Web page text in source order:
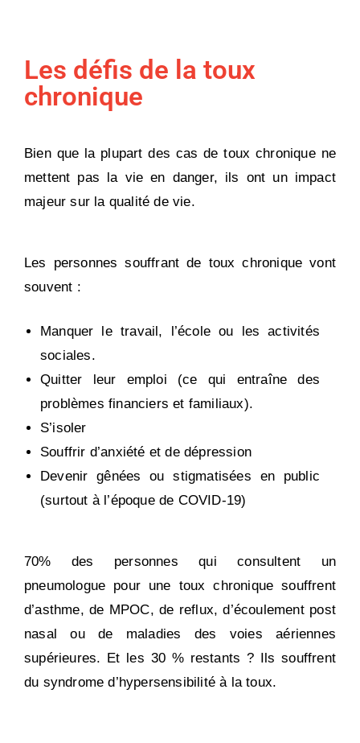
Les défis de la toux
chronique
Bien que la plupart des cas de toux chronique ne
mettent pas la vie en danger, ils ont un impact
majeur sur la qualité de vie.
Les personnes souffrant de toux chronique vont
souvent :
Manquer le travail, l’école ou les activités
sociales.
Quitter leur emploi (ce qui entraîne des
problèmes financiers et familiaux).
S’isoler
Souffrir d’anxiété et de dépression
Devenir gênées ou stigmatisées en public
(surtout à l’époque de COVID-19)
70% des personnes qui consultent un
pneumologue pour une toux chronique souffrent
d’asthme, de MPOC, de reflux, d’écoulement post
nasal ou de maladies des voies aériennes
supérieures. Et les 30 % restants ? Ils souffrent
du syndrome d’hypersensibilité à la toux.